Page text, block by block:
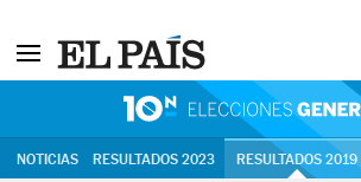
NOTICIAS RESULTADOS 2023 RESULTADOS 2019